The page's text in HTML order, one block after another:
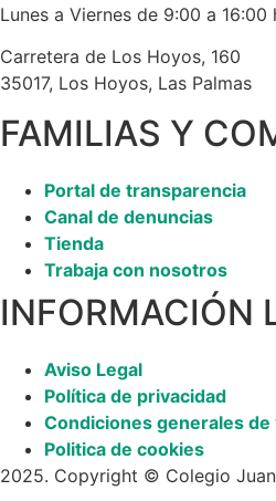
Lunes a Viernes de 9:00 a 16:00
Carretera de Los Hoyos, 160
35017, Los Hoyos, Las Palmas
FAMILIAS Y
Portal de transparencia
Canal de denuncias
Tienda
Trabaja con nosotros
INFORMACIÓN
Aviso Legal
Política de privacidad
Condiciones generales de
Politica de cookies
2025. Copyright © Colegio